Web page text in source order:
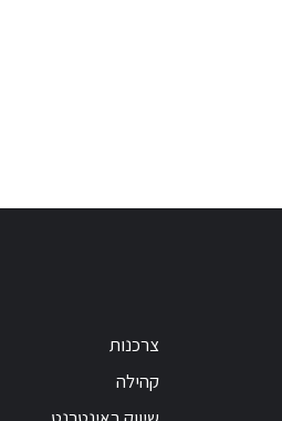
צרכנות
קהילה